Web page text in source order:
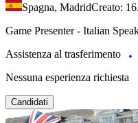
Spagna, MadridCreato:
Game Presenter - Italian
Assistenza al trasferimento
Nessuna esperienza richiesta
Candidati